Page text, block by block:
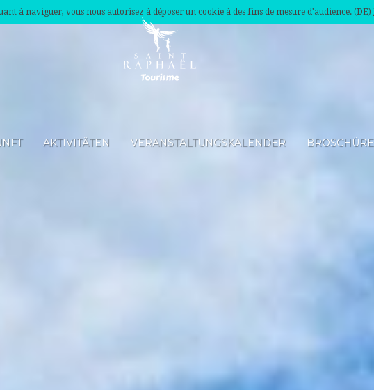
à naviguer, vous nous autorisez à déposer un cookie à des fins de mesure d'audience. (DE)
AKTIVITÄTEN VERANSTALTUNGSKALENDER